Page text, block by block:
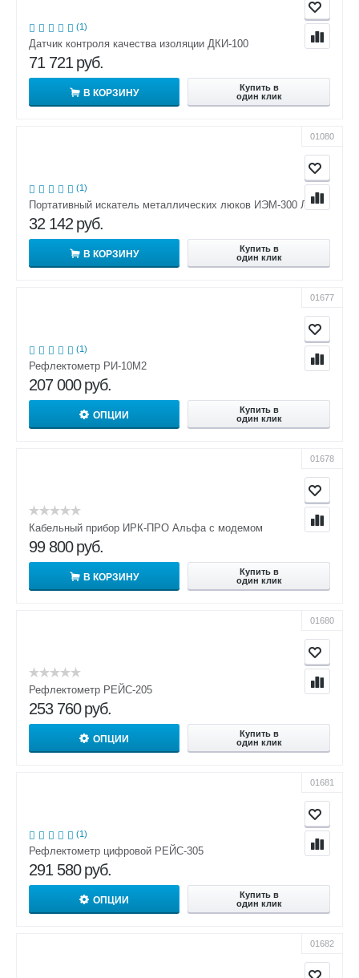
(1)
Датчик контроля качества изоляции ДКИ-100
71 721 руб.
В КОРЗИНУ
Купить в
один клик
01080
(1)
Портативный искатель металлических люков ИЭМ-300 Люк
32 142 руб.
В КОРЗИНУ
Купить в
один клик
01677
(1)
Рефлектометр РИ-10М2
207 000 руб.
ОПЦИИ
Купить в
один клик
01678
Кабельный прибор ИРК-ПРО Альфа с модемом
99 800 руб.
В КОРЗИНУ
Купить в
один клик
01680
Рефлектометр РЕЙС-205
253 760 руб.
ОПЦИИ
Купить в
один клик
01681
(1)
Рефлектометр цифровой РЕЙС-305
291 580 руб.
ОПЦИИ
Купить в
один клик
01682